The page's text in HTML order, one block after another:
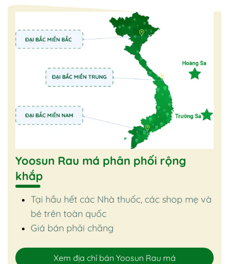
Yoosun Rau má phân phối rộng
khắp
Tại hầu hết các Nhà thuốc, các shop mẹ và
bé trên toàn quốc
Giá bán phải chăng
Xem địa chỉ bán Yoosun Rau má